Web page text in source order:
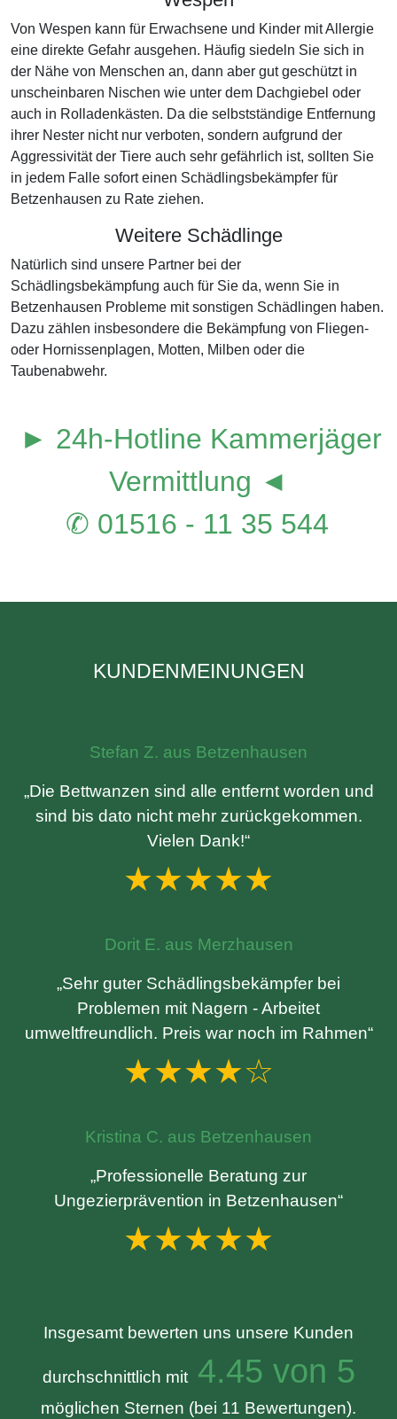
Von Wespen kann für Erwachsene und Kinder mit Allergie
eine direkte Gefahr ausgehen. Häufig siedeln Sie sich in
der Nähe von Menschen an, dann aber gut geschützt in
unscheinbaren Nischen wie unter dem Dachgiebel oder
auch in Rolladenkästen. Da die selbstständige Entfernung
ihrer Nester nicht nur verboten, sondern aufgrund der
Aggressivität der Tiere auch sehr gefährlich ist, sollten Sie
in jedem Falle sofort einen Schädlingsbekämpfer für
Betzenhausen zu Rate ziehen.
Weitere Schädlinge
Natürlich sind unsere Partner bei der
Schädlingsbekämpfung auch für Sie da, wenn Sie in
Betzenhausen Probleme mit sonstigen Schädlingen haben.
Dazu zählen insbesondere die Bekämpfung von Fliegen-
oder Hornissenplagen, Motten, Milben oder die
Taubenabwehr.
► 24h-Hotline Kammerjäger
Vermittlung ◄
✆ 01516 - 11 35 544
KUNDENMEINUNGEN
Stefan Z. aus Betzenhausen
„Die Bettwanzen sind alle entfernt worden und
sind bis dato nicht mehr zurückgekommen.
Vielen Dank!“
★★★★★
Dorit E. aus Merzhausen
„Sehr guter Schädlingsbekämpfer bei
Problemen mit Nagern - Arbeitet
umweltfreundlich. Preis war noch im Rahmen“
★★★★☆
Kristina C. aus Betzenhausen
„Professionelle Beratung zur
Ungezierprävention in Betzenhausen“
★★★★★
Insgesamt bewerten uns unsere Kunden
durchschnittlich mit4.45 von 5
möglichen Sternen (bei 11 Bewertungen).